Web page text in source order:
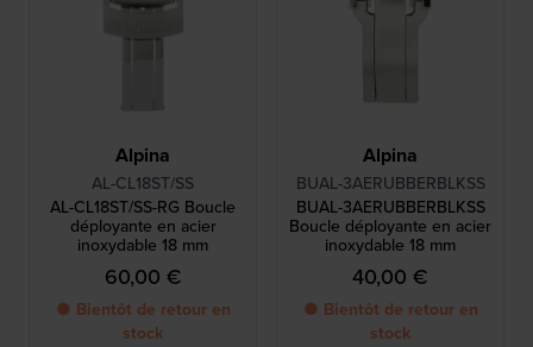
Alpina
AL-CL18ST/SS
AL-CL18ST/SS-RG Boucle
déployante en acier
inoxydable 18 mm
60,00 €
● Bientôt de retour en
stock
Alpina
BUAL-3AERUBBERBLKSS
BUAL-3AERUBBERBLKSS
Boucle déployante en acier
inoxydable 18 mm
40,00 €
● Bientôt de retour en
stock